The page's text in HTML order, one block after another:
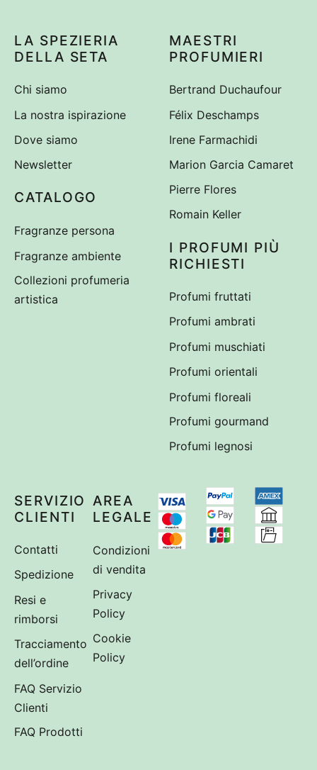
LA SPEZIERIA
DELLA SETA
Chi siamo
La nostra ispirazione
Dove siamo
Newsletter
CATALOGO
Fragranze persona
Fragranze ambiente
Collezioni profumeria
artistica
MAESTRI
PROFUMIERI
Bertrand Duchaufour
Félix Deschamps
Irene Farmachidi
Marion Garcia Camaret
Pierre Flores
Romain Keller
I PROFUMI PIÙ
RICHIESTI
Profumi fruttati
Profumi ambrati
Profumi muschiati
Profumi orientali
Profumi floreali
Profumi gourmand
Profumi legnosi
SERVIZIO
CLIENTI
Contatti
Spedizione
Resi e
rimborsi
Tracciamento
dell’ordine
FAQ Servizio
Clienti
FAQ Prodotti
AREA
LEGALE
Condizioni
di vendita
Privacy
Policy
Cookie
Policy